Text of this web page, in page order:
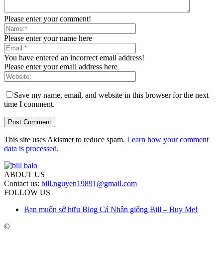
Please enter your comment!
Please enter your name here
You have entered an incorrect email address!
Please enter your email address here
Save my name, email, and website in this browser for the next
time I comment.
This site uses Akismet to reduce spam. Learn how your comment
data is processed.
ABOUT US
Contact us: bill.nguyen19891@gmail.com
FOLLOW US
Bạn muốn sở hữu Blog Cá Nhân giống Bill – Buy Me!
©